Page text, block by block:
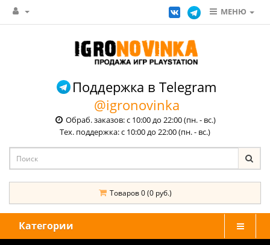
МЕНЮ
Поддержка в Telegram
@igronovinka
Обраб. заказов: с 10:00 до 22:00 (пн. - вс.)
Тех. поддержка: с 10:00 до 22:00 (пн. - вс.)
Товаров 0 (0 руб.)
Категории